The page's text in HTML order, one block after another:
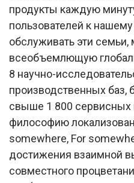
продукты каждую
пользователей к
обслуживать эти
всеобъемлющую
8 научно-
производственных баз,
свыше 1 800 сервисных
философию
somewhere, For
достижения взаимной
совместного